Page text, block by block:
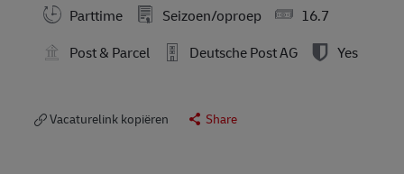
Parttime
Seizoen/oproep
16.7
Post & Parcel
Deutsche Post AG Yes
Vacaturelink kopiëren Share